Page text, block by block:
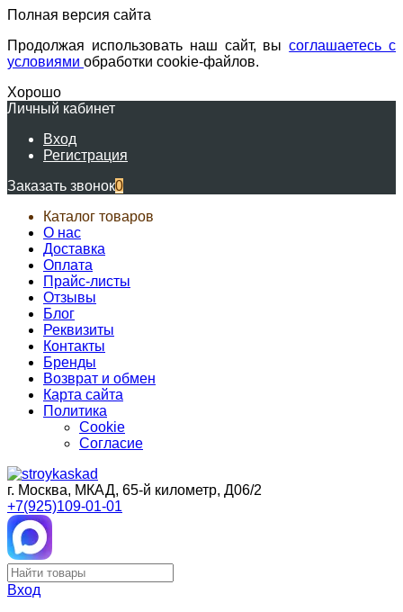
Полная версия сайта
Продолжая использовать наш сайт, высоглашаетесь с
условиями обработки cookie-файлов.
Хорошо
Личный кабинет
Вход
Регистрация
Заказать звонок0
Каталог товаров
О нас
Доставка
Оплата
Прайс-листы
Отзывы
Блог
Реквизиты
Контакты
Бренды
Возврат и обмен
Карта сайта
Политика
Cookie
Согласие
г. Москва, МКАД, 65-й километр, Д06/2
+7(925)109-01-01
Вход